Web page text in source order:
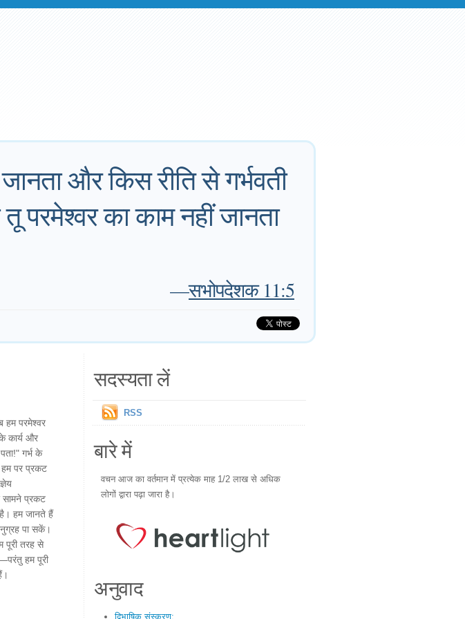
और किस रीति से गर्भवती
परमेश्वर का काम नहीं जानता
—सभोपदेशक 11:5
हम परमेश्वर
कार्य और
गर्भ के
हम पर प्रकट
सामने प्रकट
हम जानते हैं
पा सकें।
पूरी तरह से
हम पूरी
सदस्यता लें
RSS
बारे में
वचन आज का वर्तमान में प्रत्येक माह 1/2 लाख से अधिक
लोगों द्वारा पढ़ा जारा है।
अनुवाद
द्विभाषिक संस्करण: